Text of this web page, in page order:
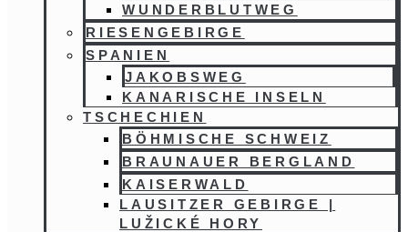
WUNDERBLUTWEG
RIESENGEBIRGE
SPANIEN
JAKOBSWEG
KANARISCHE INSELN
TSCHECHIEN
BÖHMISCHE SCHWEIZ
BRAUNAUER BERGLAND
KAISERWALD
LAUSITZER GEBIRGE |
LUŽICKÉ HORY